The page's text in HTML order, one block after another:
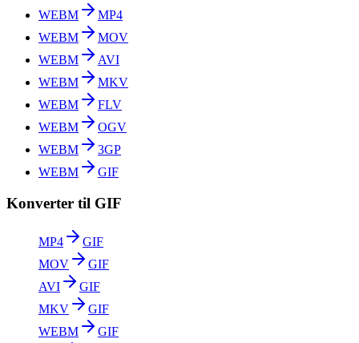
WEBM
MP4
WEBM
MOV
WEBM
AVI
WEBM
MKV
WEBM
FLV
WEBM
OGV
WEBM
3GP
WEBM
GIF
Konverter til GIF
MP4
GIF
MOV
GIF
AVI
GIF
MKV
GIF
WEBM
GIF